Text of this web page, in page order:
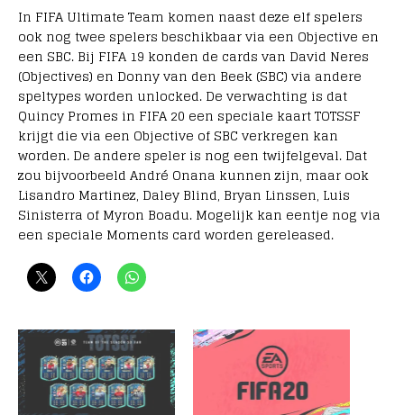
In FIFA Ultimate Team komen naast deze elf spelers
ook nog twee spelers beschikbaar via een Objective en
een SBC. Bij FIFA 19 konden de cards van David Neres
(Objectives) en Donny van den Beek (SBC) via andere
speltypes worden unlocked. De verwachting is dat
Quincy Promes in FIFA 20 een speciale kaart TOTSSF
krijgt die via een Objective of SBC verkregen kan
worden. De andere speler is nog een twijfelgeval. Dat
zou bijvoorbeeld André Onana kunnen zijn, maar ook
Lisandro Martinez, Daley Blind, Bryan Linssen, Luis
Sinisterra of Myron Boadu. Mogelijk kan eentje nog via
een speciale Moments card worden gereleased.